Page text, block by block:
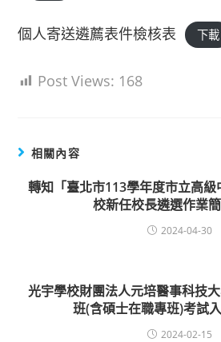
個人寄送遴薦表件檢核表 下載
Post Views: 168
相關內容
轉知「臺北市113學年度市立高
校新任校長遴選作業
2024-04-30
光宇學校財團法人元培醫事科技
班(含碩士在職專班)考試
2024-02-15